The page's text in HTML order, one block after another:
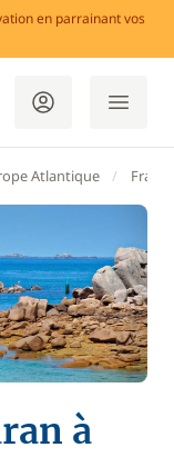
en parrainant vos
Atlantique
à